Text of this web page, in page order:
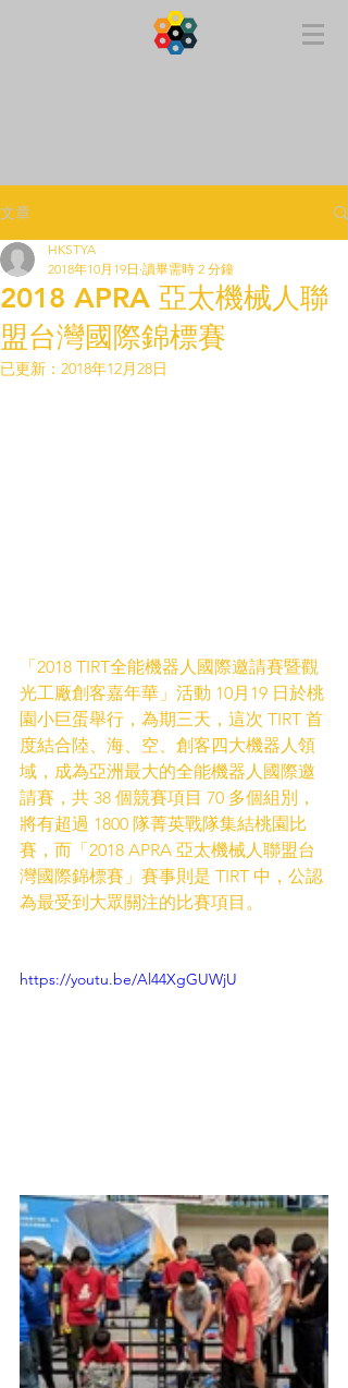
文章
2018 APRA 亞太機械人聯
盟台灣國際錦標賽
HKSTYA
2018年10月19日 讀畢需時 2 分鐘
已更新： 2018年12月28日
「2018 TIRT全能機器人國際邀請賽暨觀
光工廠創客嘉年華」活動 10月19 日於桃
園小巨蛋舉行，為期三天，這次 TIRT 首
度結合陸、海、空、創客四大機器人領
域，成為亞洲最大的全能機器人國際邀
請賽，共 38 個競賽項目 70 多個組別，
將有超過 1800 隊菁英戰隊集結桃園比
賽，而「2018 APRA 亞太機械人聯盟台
灣國際錦標賽」賽事則是 TIRT 中，公認
為最受到大眾關注的比賽項目。
https://youtu.be/Al44XgGUWjU